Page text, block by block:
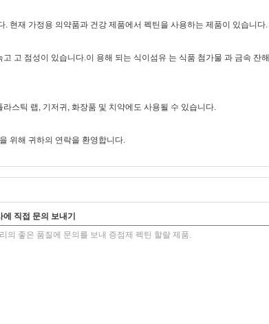
현재 가정용 의약품과 건강 제품에서 펙틴을 사용하는 제품이 있습니다.
고 점성이 있습니다.이 용해 되는 식이섬유 는 식품 첨가물 과 금속 잔해
스틱 랩, 기저귀, 화장품 및 치약에도 사용될 수 있습니다.
위해 귀하의 연락을 환영합니다.
에 직접 문의 보내기